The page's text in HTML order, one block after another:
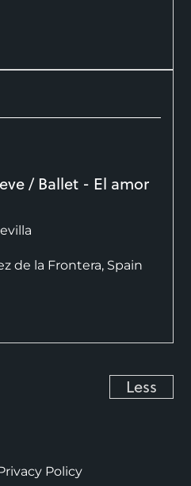
/ Ballet - El amor
de la Frontera, Spain
Less
Policy